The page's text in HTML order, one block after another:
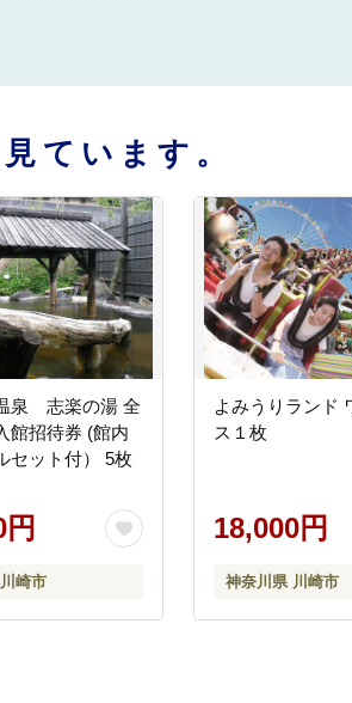
ています。
泉 志楽の湯 全
館招待券 (館内
セット付） 5枚
崎市
よみうりランド
ス１枚
18,000円
神奈川県 川崎市